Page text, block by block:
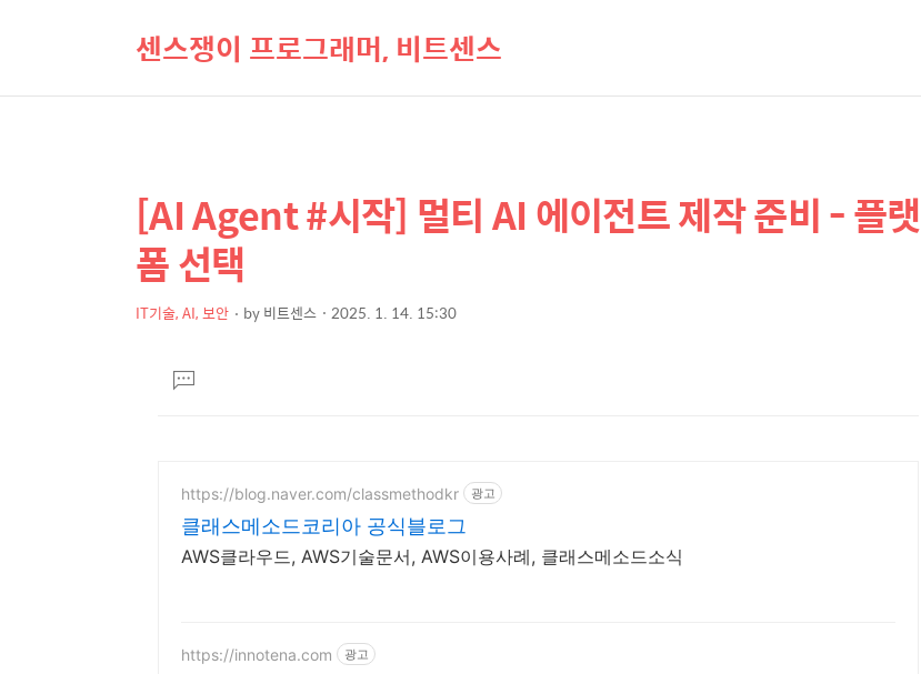
센스쟁이 프로그래머, 비트센스
상
세
컨
텐
본
문
제
목
[AI Agent #시작] 멀티 AI 에이전트 제작 준비 - 플랫
폼 선택
IT기술, AI, 보안 by비트센스 2025. 1. 14. 15:30
댓
글
https://blog.naver.com/classmethodkr 광고
클래스메소드코리아 공식블로그
AWS클라우드, AWS기술문서, AWS이용사례, 클래스메소드소식
https://innotena.com 광고